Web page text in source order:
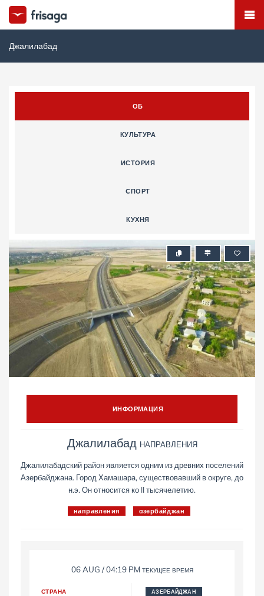
Джалилабад
ОБ
КУЛЬТУРА
ИСТОРИЯ
CПОРТ
КУХНЯ
ИНФОРМАЦИЯ
Джалилабад НАПРАВЛЕНИЯ
Джалилабадский район является одним из древних поселений
Азербайджана. Город Хамашара, существовавший в округе, до
н.э. Он относится ко II тысячелетию.
направления aзербайджан
06 AUG / 04:19 PM ТЕКУЩЕЕ ВРЕМЯ
СТРАНА АЗЕРБАЙДЖАН